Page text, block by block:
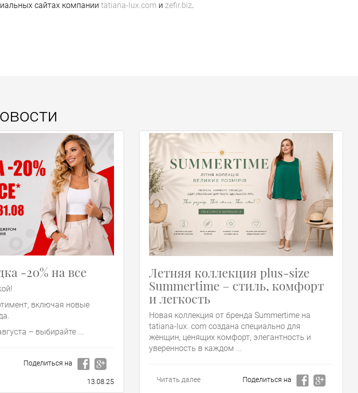
сайтах компании tatiana-lux.com и zefir.biz.
-20% на все
включая новые
– выбирайте ...
Поделиться на
13.08.25
Летняя коллекция plus-size
Summertime – стиль, комфорт
и легкость
Новая коллекция от бренда Summertime на
tatiana-lux. com создана специально для
женщин, ценящих комфорт, элегантность и
уверенность в каждом ...
Читать далее Поделиться на